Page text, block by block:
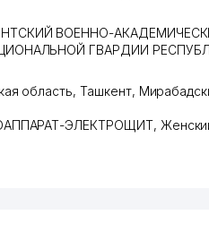
ВОЕННО-
ГВАРДИИ
область,Ташкент,
ЭЛЕКТРОЩИТ,